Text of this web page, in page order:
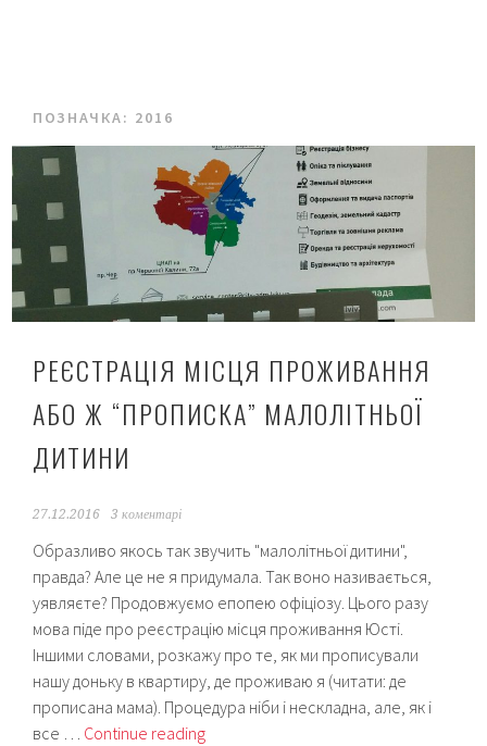
ПОЗНАЧКА: 2016
РЕЄСТРАЦІЯ МІСЦЯ ПРОЖИВАННЯ
АБО Ж “ПРОПИСКА” МАЛОЛІТНЬОЇ
ДИТИНИ
27.12.2016 3 коментарі
Образливо якось так звучить "малолітньої дитини",
правда? Але це не я придумала. Так воно називається,
уявляєте? Продовжуємо епопею офіціозу. Цього разу
мова піде про реєстрацію місця проживання Юсті.
Іншими словами, розкажу про те, як ми прописували
нашу доньку в квартиру, де проживаю я (читати: де
прописана мама). Процедура ніби і нескладна, але, як і
все … Continue readingРеєстрація